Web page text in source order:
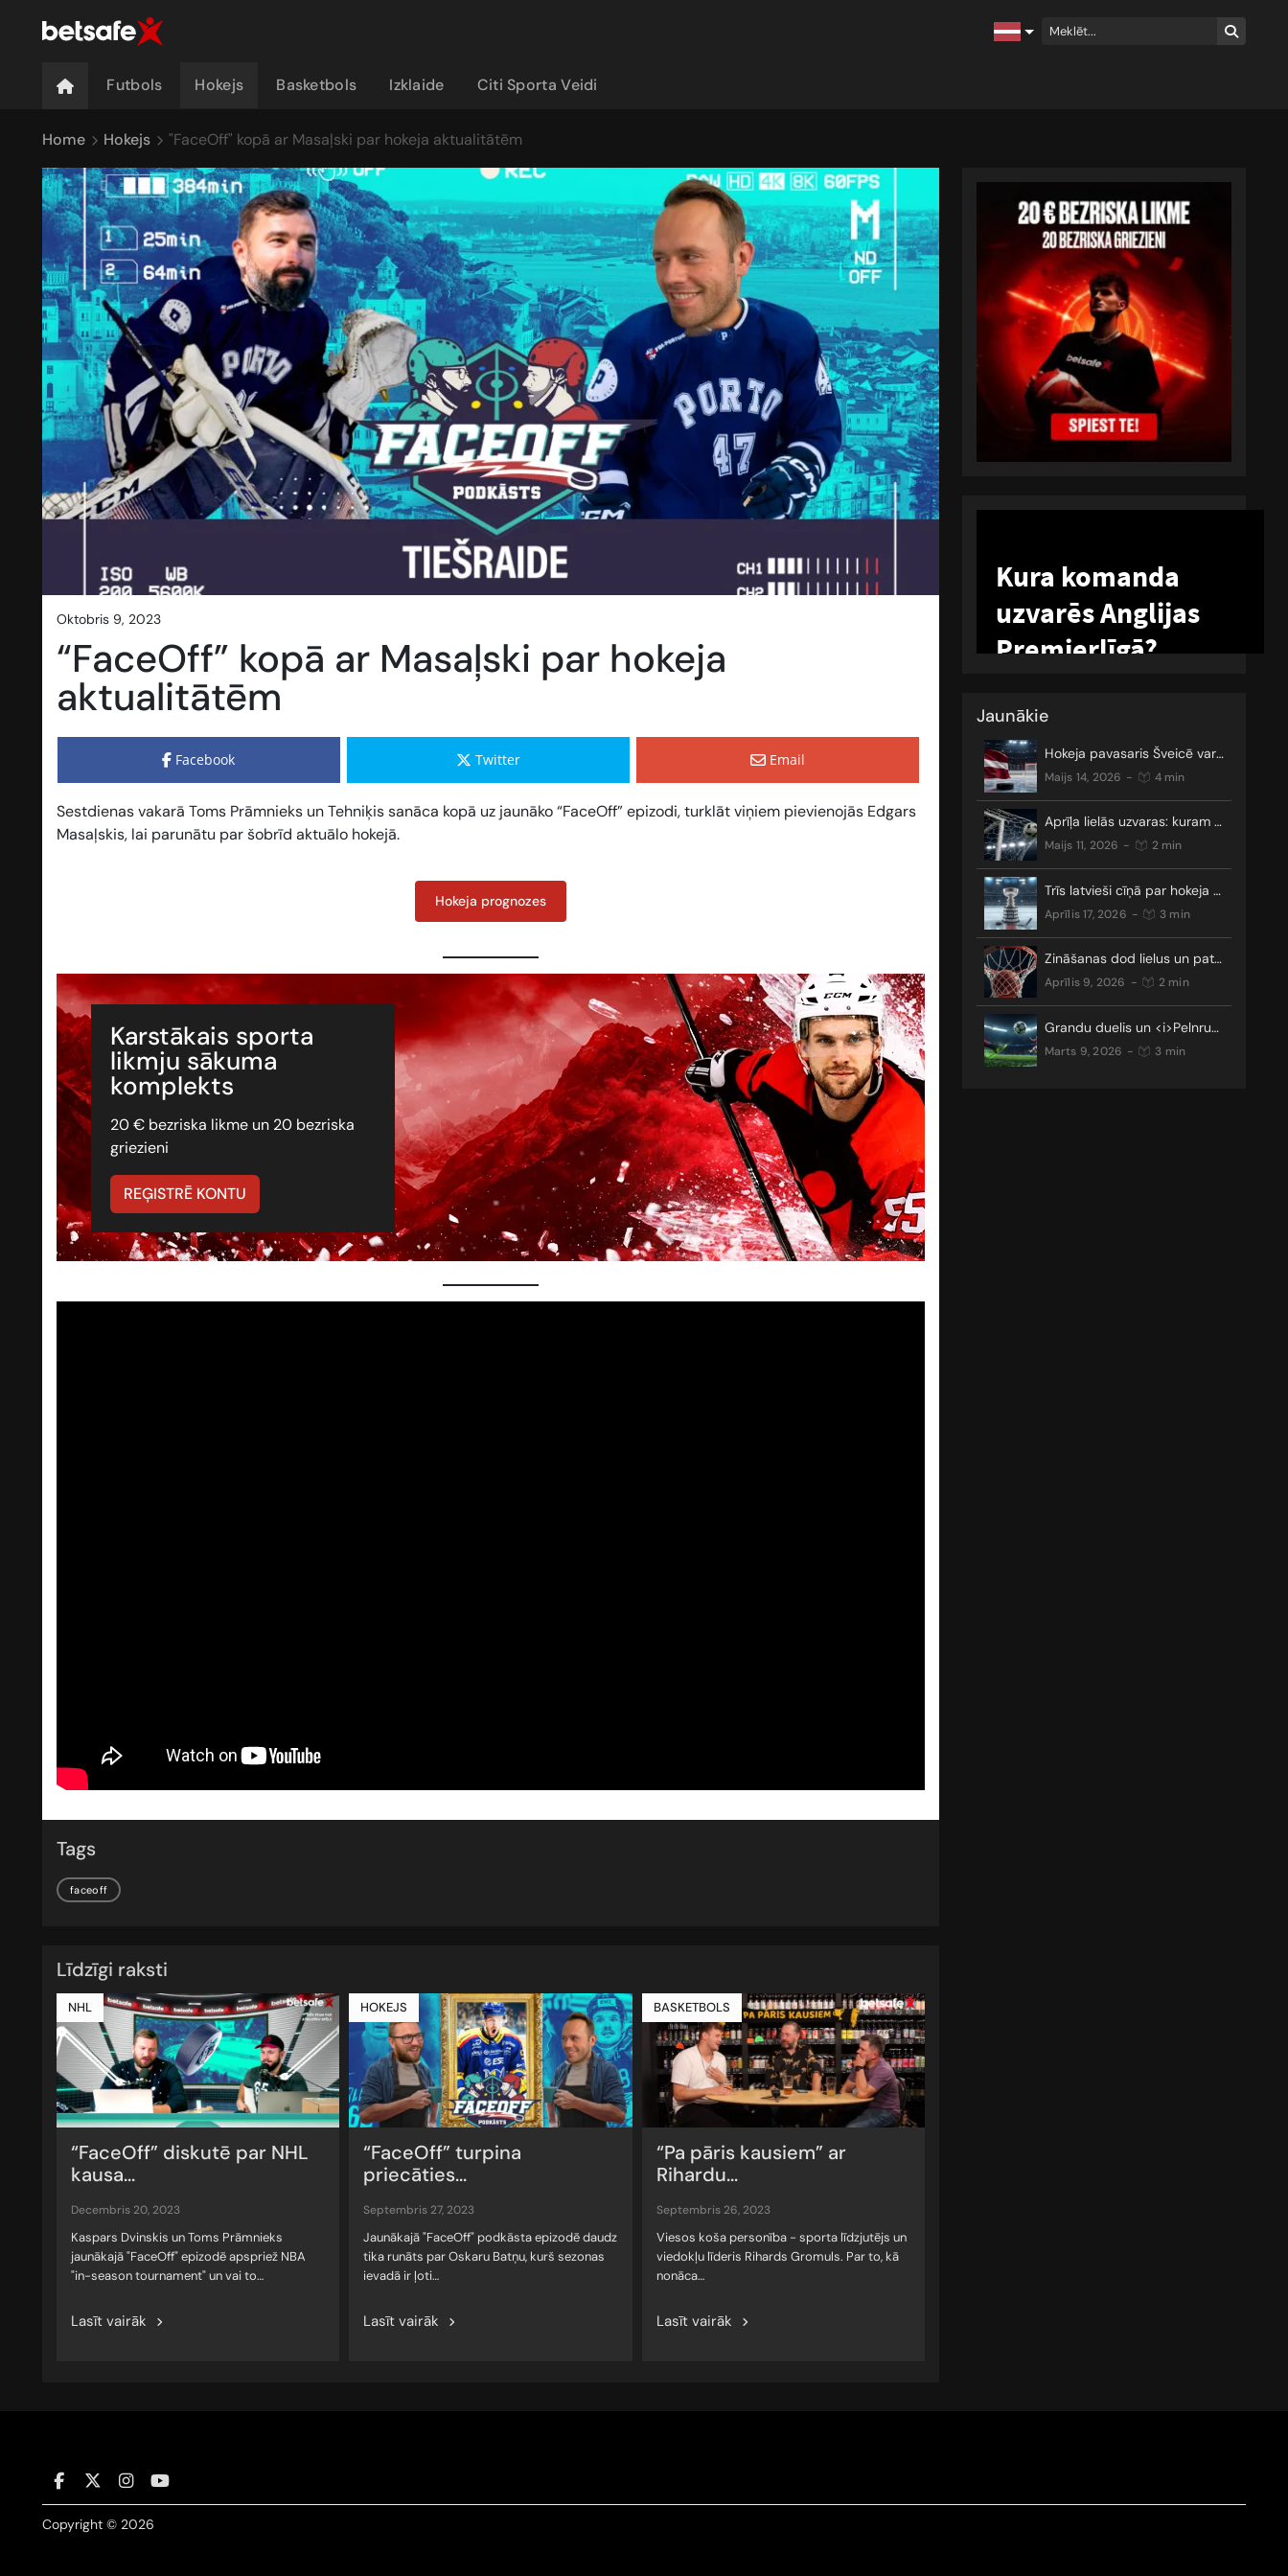
Futbols Hokejs Basketbols Izklaide Citi Sporta Veidi
Home Hokejs "FaceOff" kopā ar Masaļski par hokeja aktualitātēm
oktobris 9, 2023
“FaceOff” kopā ar Masaļski par hokeja
aktualitātēm
Facebook Twitter Email
Sestdienas vakarā Toms Prāmnieks un Tehniķis sanāca kopā uz jaunāko “FaceOff” epizodi, turklāt viņiem pievienojās Edgars
Masaļskis, lai parunātu par šobrīd aktuālo hokejā.
Hokeja prognozes
Karstākais sporta
likmju sākuma
komplekts
20 € bezriska likme un 20 bezriska
griezieni
REĢISTRĒ KONTU
Tags
faceoff
Līdzīgi raksti
NHL
“FaceOff” diskutē par NHL
kausa...
decembris 20, 2023
Kaspars Dvinskis un Toms Prāmnieks
jaunākajā "FaceOff" epizodē apspriež NBA
"in-season tournament" un vai to…
Lasīt vairāk
HOKEJS
“FaceOff” turpina
priecāties...
septembris 27, 2023
Jaunākajā "FaceOff" podkāsta epizodē daudz
tika runāts par Oskaru Batņu, kurš sezonas
ievadā ir ļoti…
Lasīt vairāk
BASKETBOLS
“Pa pāris kausiem” ar
Rihardu...
septembris 26, 2023
Viesos koša personība - sporta līdzjutējs un
viedokļu līderis Rihards Gromuls. Par to, kā
nonāca…
Lasīt vairāk
Jaunākie
Hokeja pavasaris Šveicē var sākties
maijs 14, 2026 - 4 min
Aprīļa lielās uzvaras: kuram gan nepatīk neizšķirti?
maijs 11, 2026 - 2 min
Trīs latvieši cīņā par hokeja galveno trofeju
aprīlis 17, 2026 - 3 min
Zināšanas dod lielus un patīkamus laimestus
aprīlis 9, 2026 - 2 min
Grandu duelis un <i>Pelnrušķītes stāsts</i>: kādus pārsteigumus nesīs Čempionu līgas TOP 16?
marts 9, 2026 - 3 min
Copyright © 2026